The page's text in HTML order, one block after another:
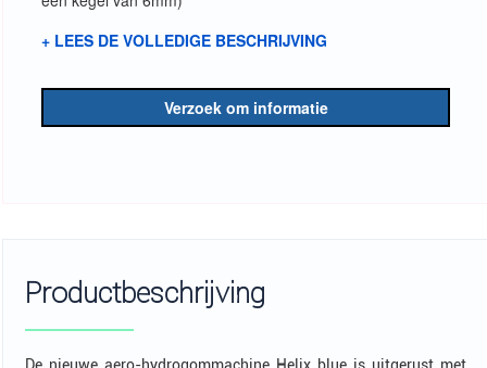
+ LEES DE VOLLEDIGE BESCHRIJVING
Verzoek om informatie
Productbeschrijving